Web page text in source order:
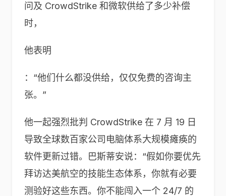
问及 CrowdStrike 和微软供给了多少补偿
时，
他表明
：“他们什么都没供给，仅仅免费的咨询主
张。”
他一起强烈批判 CrowdStrike 在 7 月 19 日
导致全球数百家公司电脑体系大规模瘫痪的
软件更新过错。巴斯蒂安说：“假如你要优先
拜访达美航空的技能生态体系，你就有必要
测验好这些东西。你不能闯入一个 24/7 的